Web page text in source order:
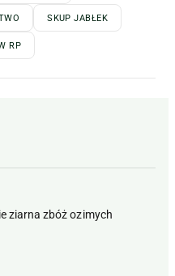
SKUP JABŁEK
RP
ziarna zbóż ozimych